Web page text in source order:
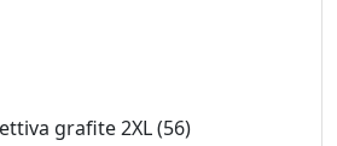
grafite 2XL (56)